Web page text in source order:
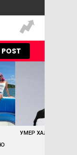
УМЕР ХАЛК ХОГАН